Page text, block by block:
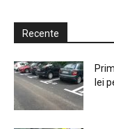
Recente
lei